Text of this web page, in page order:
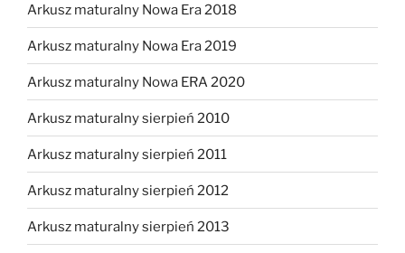
Arkusz maturalny Nowa Era 2018
Arkusz maturalny Nowa Era 2019
Arkusz maturalny Nowa ERA 2020
Arkusz maturalny sierpień 2010
Arkusz maturalny sierpień 2011
Arkusz maturalny sierpień 2012
Arkusz maturalny sierpień 2013